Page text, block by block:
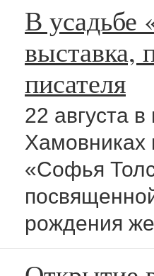
В усадьбе
выставка,
писателя
22 августа
Хамовниках
«Софья
рождения